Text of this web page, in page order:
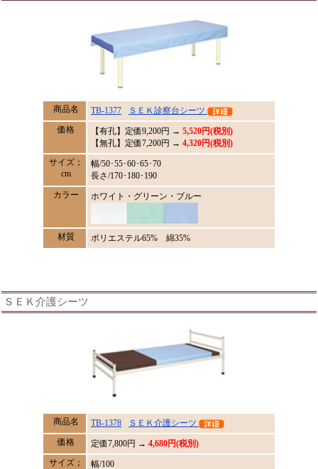
商品名 TB-1377
ＳＥＫ診察台シーツ
価格
【有孔】定価9,200円 → 5,520円(税別)
【無孔】定価7,200円 → 4,320円(税別)
サイズ；
cm
幅/50･55･60･65･70
長さ/170･180･190
カラー
ホワイト・グリーン・ブルー
材質 ポリエステル65% 綿35%
ＳＥＫ介護シーツ
商品名 TB-1378
ＳＥＫ介護シーツ
価格
定価7,800円 → 4,680円(税別)
サイズ；
幅/100